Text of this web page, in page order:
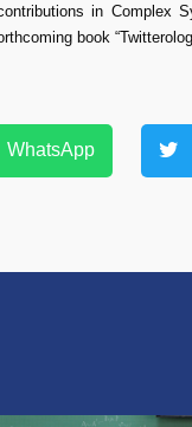
in
book
WhatsApp